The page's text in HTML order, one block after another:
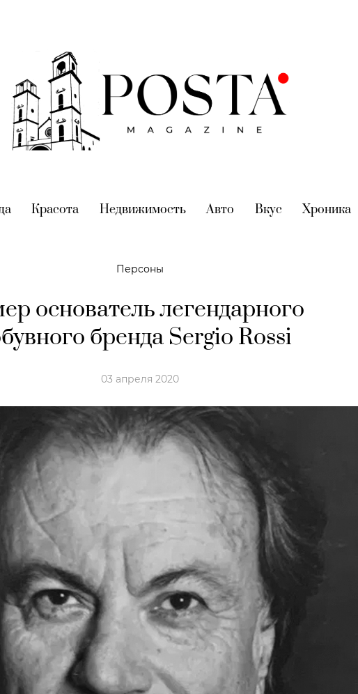
(current)
Красота (current)
Недвижимость(current)
Авто (current)
Вкус (current)
Хроника
Персоны
основатель легендарного
бренда Sergio Rossi
03 апреля 2020